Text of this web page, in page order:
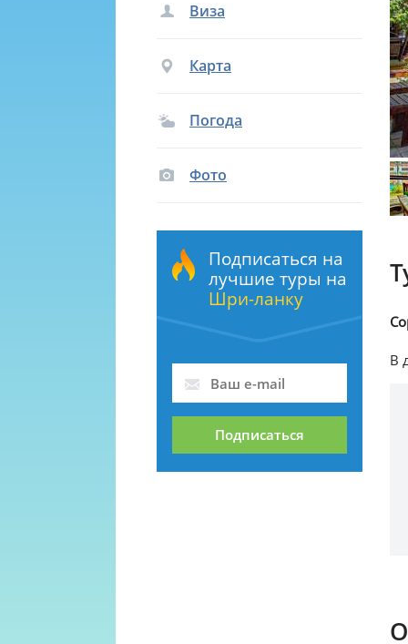
Виза
Карта
Погода
Фото
Подписаться на
лучшие туры на
Шри-ланку
Подписаться
В